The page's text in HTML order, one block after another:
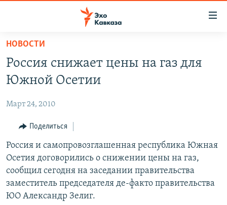
Вернуться
основному
содержанию
навигации
Вернутся
поиску
ЦХИНВАЛИ
ВЕСЬ КАВКАЗ
СЕВЕРНЫЙ КАВКАЗ
АРМЕНИЯ
АЗЕРБАЙДЖАН
ТЕМЫ
ПОЛИТИКА
ЭКОНОМИКА
ОБЩЕСТВО
РУБРИКИ
НЕКРУГЛЫЙ СТОЛ
ГОСТЬ НЕДЕЛИ
МУЛЬТИМЕДИА
ВИДЕО
АУДИО
НОВОСТИ
Россия снижает цены на газ для
Южной Осетии
Март 24, 2010
Поделиться
Россия и самопровозглашенная республика Южная
Осетия договорились о снижении цены на газ,
сообщил сегодня на заседании правительства
заместитель председателя де-факто правительства
ЮО Александр Зелиг.